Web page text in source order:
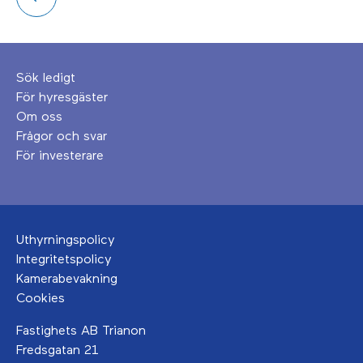
Sök ledigt
För hyresgäster
Om oss
Frågor och svar
För investerare
Uthyrningspolicy
Integritetspolicy
Kamerabevakning
Cookies
Fastighets AB Trianon
Fredsgatan 21